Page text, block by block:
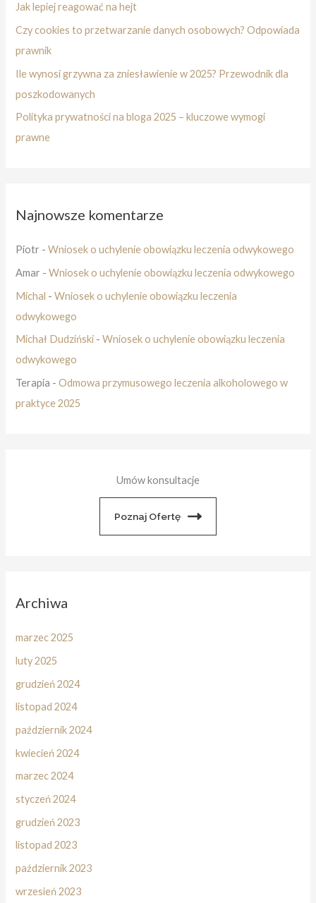
Jak lepiej reagować na hejt
Czy cookies to przetwarzanie danych osobowych? Odpowiada
prawnik
Ile wynosi grzywna za zniesławienie w 2025? Przewodnik dla
poszkodowanych
Polityka prywatności na bloga 2025 – kluczowe wymogi
prawne
Najnowsze komentarze
Piotr -Wniosek o uchylenie obowiązku leczenia odwykowego
Amar -Wniosek o uchylenie obowiązku leczenia odwykowego
Michal -Wniosek o uchylenie obowiązku leczenia
odwykowego
Michał Dudziński -Wniosek o uchylenie obowiązku leczenia
odwykowego
Terapia -Odmowa przymusowego leczenia alkoholowego w
praktyce 2025
Umów konsultacje
Poznaj Ofertę
Archiwa
marzec 2025
luty 2025
grudzień 2024
listopad 2024
październik 2024
kwiecień 2024
marzec 2024
styczeń 2024
grudzień 2023
listopad 2023
październik 2023
wrzesień 2023